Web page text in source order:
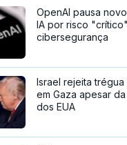
OpenAI pausa
IA por risco
cibersegurança
Israel rejeita trégua
em Gaza apesar
dos EUA